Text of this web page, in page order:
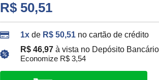
R$ 50,51
1x de R$ 50,51 no cartão de crédito
R$ 46,97à vista no Depósito
Economize R$ 3,54